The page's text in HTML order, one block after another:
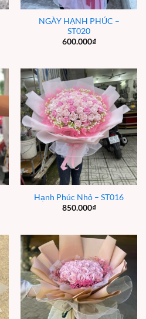
NGÀY HẠNH PHÚC –
ST020
600.000₫
Hạnh Phúc Nhỏ – ST016
850.000₫